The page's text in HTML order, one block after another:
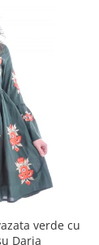
verde cu
Daria